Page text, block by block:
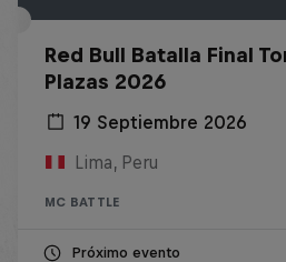
Red Bull Batalla Final
Plazas 2026
19 Septiembre 2026
Lima, Peru
MC BATTLE
Próximo evento